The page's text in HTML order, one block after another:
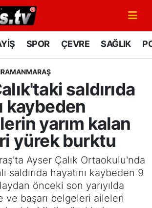
SPOR ÇEVRE SAĞLIK
saldırıda
kaybeden
yarım kalan
yürek burktu
Ayser Çalık Ortaokulu'nda
saldırıda hayatını kaybeden 9
önceki son yarıyılda
ve başarı belgeleri aileleri
Eczaneler
Vakitleri
Yoğunluk Haritası
Durumu ve Fikstür
Haberleri